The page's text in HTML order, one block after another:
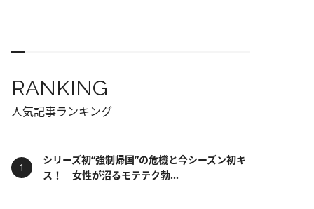
RANKING
人気記事ランキング
シリーズ初“強制帰国”の危機と今シーズン初キ
ス！ 女性が沼るモテテク勃...